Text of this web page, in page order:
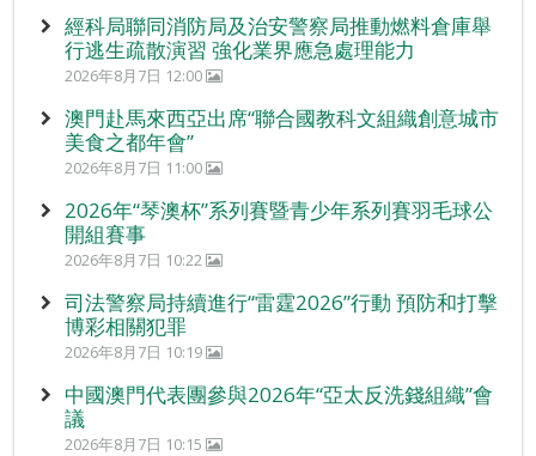
經科局聯同消防局及治安警察局推動燃料倉庫舉
行逃生疏散演習 強化業界應急處理能力
2026年8月7日 12:00
澳門赴馬來西亞出席“聯合國教科文組織創意城市
美食之都年會”
2026年8月7日 11:00
2026年“琴澳杯”系列賽暨青少年系列賽羽毛球公
開組賽事
2026年8月7日 10:22
司法警察局持續進行“雷霆2026”行動 預防和打擊
博彩相關犯罪
2026年8月7日 10:19
中國澳門代表團參與2026年“亞太反洗錢組織”會
議
2026年8月7日 10:15